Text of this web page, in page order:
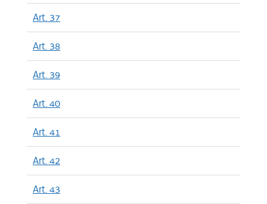
Art. 37
Art. 38
Art. 39
Art. 40
Art. 41
Art. 42
Art. 43